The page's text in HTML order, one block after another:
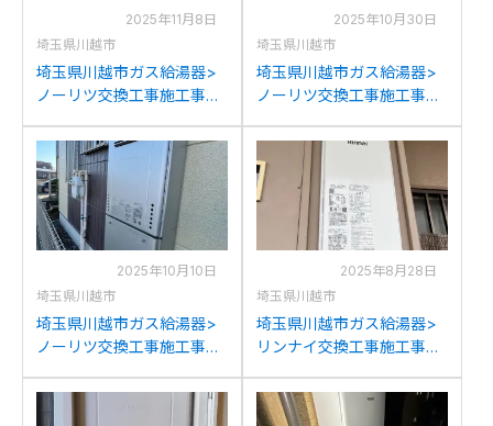
2025年11月8日
埼玉県川越市
埼玉県川越市ガス給湯器>
ノーリツ交換工事施工事
2027SAWXからノーリツ
GT-1670SAW BLへの交換
2025年10月30日
埼玉県川越市
埼玉県川越市ガス給湯器>
ノーリツ交換工事施工事
2050SARXからノーリツ
GT-C2072SAR BLへの交換
2025年10月10日
埼玉県川越市
埼玉県川越市ガス給湯器>
ノーリツ交換工事施工事
2050SAWXからノーリツ
GT-C2072SAW BLへの交
2025年8月28日
埼玉県川越市
埼玉県川越市ガス給湯器>
リンナイ交換工事施工事
1653SAWXからリンナイ
RUF-SA1615SAW(A)への交